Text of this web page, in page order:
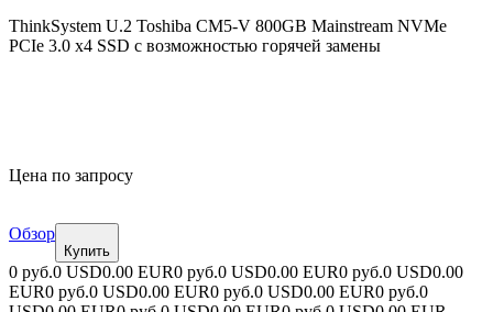
ThinkSystem U.2 Toshiba CM5-V 800GB Mainstream NVMe
PCIe 3.0 x4 SSD с возможностью горячей замены
Цена по запросу
Обзор
Купить
0 руб.0 USD0.00 EUR0 руб.0 USD0.00 EUR0 руб.0 USD0.00
EUR0 руб.0 USD0.00 EUR0 руб.0 USD0.00 EUR0 руб.0